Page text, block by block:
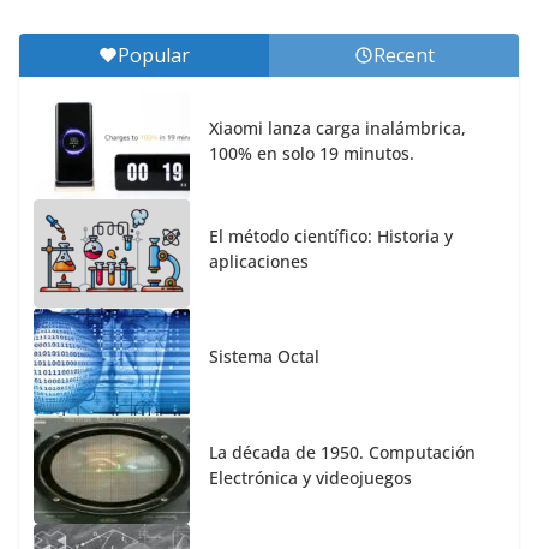
Popular Recent
Xiaomi lanza carga inalámbrica,
100% en solo 19 minutos.
El método científico: Historia y
aplicaciones
Sistema Octal
La década de 1950. Computación
Electrónica y videojuegos